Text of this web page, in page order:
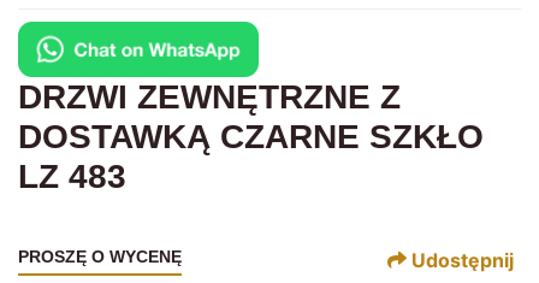
DRZWI ZEWNĘTRZNE Z
DOSTAWKĄ CZARNE SZKŁO
LZ 483
PROSZĘ O WYCENĘ Udostępnij